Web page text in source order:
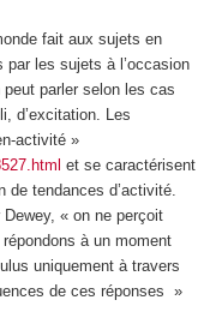
fait aux sujets en
les sujets à l’occasion
peut parler selon les cas
, d’excitation. Les
activité »
et se caractérisent
de tendances d’activité.
« on ne perçoit
à un moment
uniquement à travers
de ces réponses »